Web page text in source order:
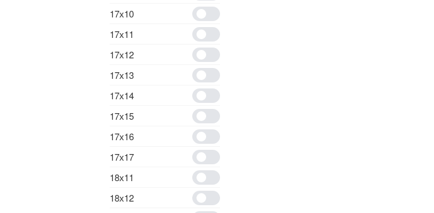
17х10
17х11
17х12
17х13
17х14
17х15
17х16
17х17
18х11
18х12